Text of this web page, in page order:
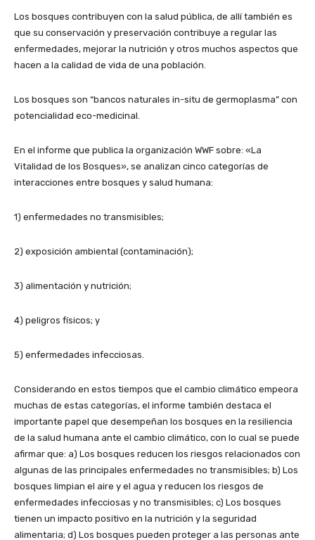
Los bosques contribuyen con la salud pública, de allí también es
que su conservación y preservación contribuye a regular las
enfermedades, mejorar la nutrición y otros muchos aspectos que
hacen a la calidad de vida de una población.
Los bosques son “bancos naturales in-situ de germoplasma” con
potencialidad eco-medicinal.
En el informe que publica la organización WWF sobre: «La
Vitalidad de los Bosques», se analizan cinco categorías de
interacciones entre bosques y salud humana:
1) enfermedades no transmisibles;
2) exposición ambiental (contaminación);
3) alimentación y nutrición;
4) peligros físicos; y
5) enfermedades infecciosas.
Considerando en estos tiempos que el cambio climático empeora
muchas de estas categorías, el informe también destaca el
importante papel que desempeñan los bosques en la resiliencia
de la salud humana ante el cambio climático, con lo cual se puede
afirmar que: a) Los bosques reducen los riesgos relacionados con
algunas de las principales enfermedades no transmisibles; b) Los
bosques limpian el aire y el agua y reducen los riesgos de
enfermedades infecciosas y no transmisibles; c) Los bosques
tienen un impacto positivo en la nutrición y la seguridad
alimentaria; d) Los bosques pueden proteger a las personas ante